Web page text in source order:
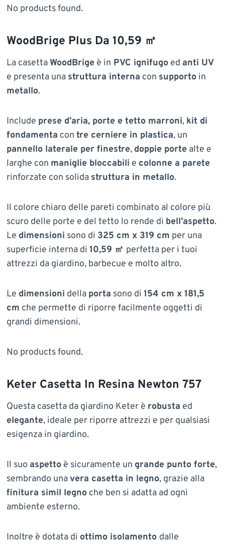
No products found.
WoodBrige Plus Da 10,59 ㎡
La casettaWoodBrigeè in PVC ignifugoed anti UV
e presenta una struttura interna con supportoin
metallo.
Include prese d’aria, porte e tetto marroni, kit di
fondamenta con tre cerniere in plastica, un
pannello laterale per finestre, doppie portealte e
larghe con maniglie bloccabili e colonne a parete
rinforzate con solida struttura in metallo.
Il colore chiaro delle pareti combinato al colore più
scuro delle porte e del tetto lo rende di bell’aspetto.
Le dimensioni sono di 325 cm x 319 cm per una
superficie interna di 10,59 ㎡ perfetta per i tuoi
attrezzi da giardino, barbecue e molto altro.
Le dimensioni della porta sono di 154 cm x 181,5
cm che permette di riporre facilmente oggetti di
grandi dimensioni.
No products found.
Keter Casetta In Resina Newton 757
Questa casetta da giardino Keter è robusta ed
elegante, ideale per riporre attrezzi e per qualsiasi
esigenza in giardino.
Il suo aspettoè sicuramente un grande punto forte,
sembrando unavera casetta in legno, grazie alla
finitura simil legnoche ben si adatta ad ogni
ambiente esterno.
Inoltre è dotata di ottimo isolamento dalle